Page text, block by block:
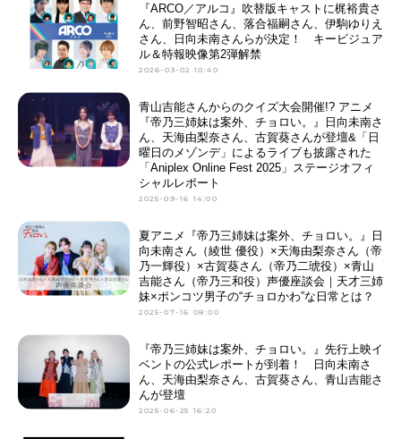
『ARCO／アルコ』吹替版キャストに梶裕貴さ
ん、前野智昭さん、落合福嗣さん、伊駒ゆりえ
さん、日向未南さんらが決定！ キービジュア
ル＆特報映像第2弾解禁
2026-03-02 10:40
青山吉能さんからのクイズ大会開催!? アニメ
『帝乃三姉妹は案外、チョロい。』日向未南さ
ん、天海由梨奈さん、古賀葵さんが登壇&「日
曜日のメゾンデ」によるライブも披露された
「Aniplex Online Fest 2025」ステージオフィ
シャルレポート
2025-09-16 14:00
夏アニメ『帝乃三姉妹は案外、チョロい。』日
向未南さん（綾世 優役）×天海由梨奈さん（帝
乃一輝役）×古賀葵さん（帝乃二琥役）×青山
吉能さん（帝乃三和役）声優座談会｜天才三姉
妹×ポンコツ男子の“チョロかわ”な日常とは？
2025-07-16 08:00
『帝乃三姉妹は案外、チョロい。』先行上映イ
ベントの公式レポートが到着！ 日向未南さ
ん、天海由梨奈さん、古賀葵さん、青山吉能さ
んが登壇
2025-06-25 16:20